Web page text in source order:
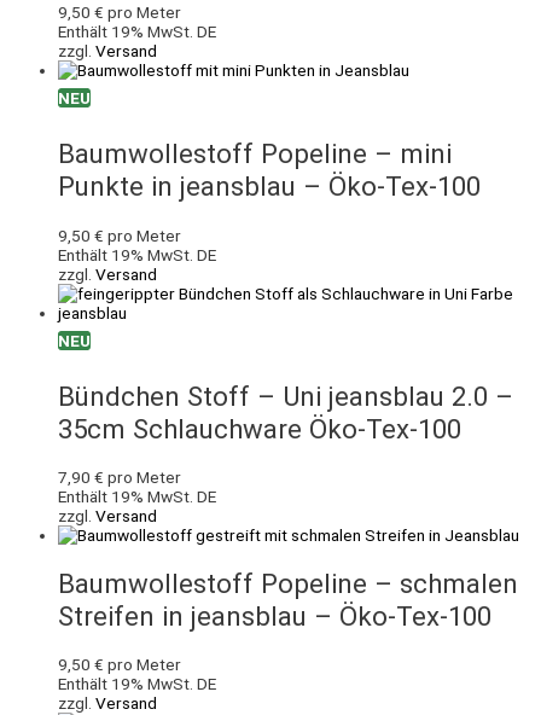
9,50 € pro Meter
Enthält 19% MwSt. DE
zzgl. Versand
NEU
Baumwollestoff Popeline – mini
Punkte in jeansblau – Öko-Tex-100
9,50 € pro Meter
Enthält 19% MwSt. DE
zzgl. Versand
NEU
Bündchen Stoff – Uni jeansblau 2.0 –
35cm Schlauchware Öko-Tex-100
7,90 € pro Meter
Enthält 19% MwSt. DE
zzgl. Versand
Baumwollestoff Popeline – schmalen
Streifen in jeansblau – Öko-Tex-100
9,50 € pro Meter
Enthält 19% MwSt. DE
zzgl. Versand